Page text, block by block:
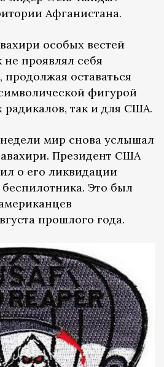
Афганистана.
особых вестей
проявлял себя
оставаться
фигурой
радикалов, так и для США.
мир снова услышал
Президент США
о его ликвидации
Это был
прошлого года.